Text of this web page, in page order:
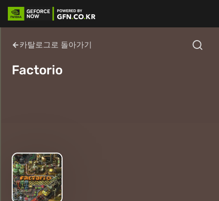
카탈로그로 돌아가기
Factorio